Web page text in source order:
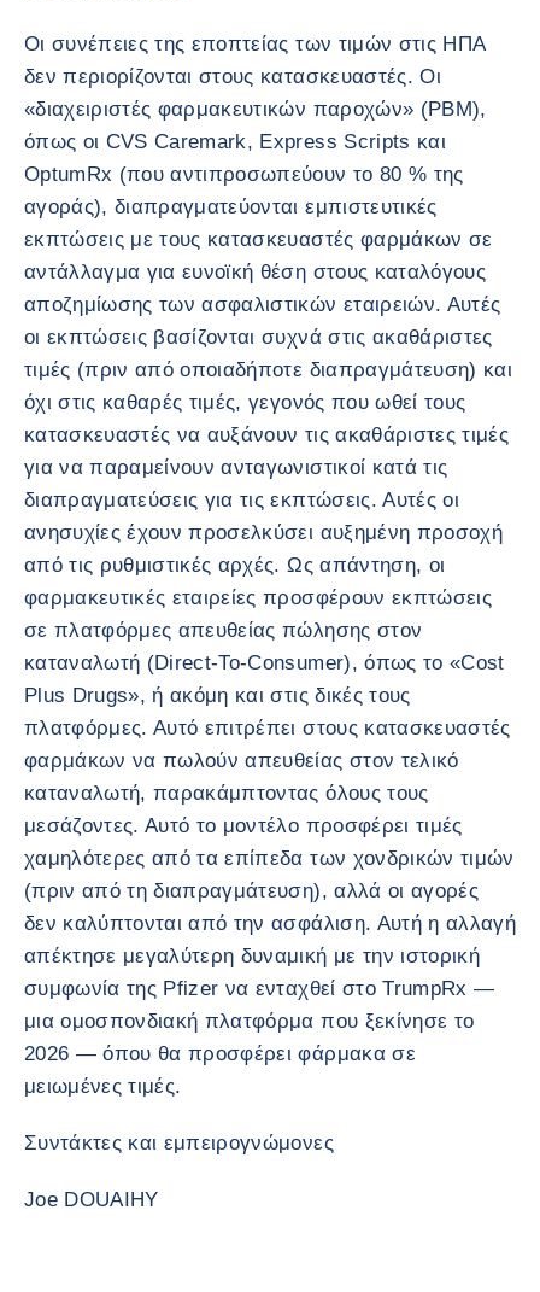
Οι συνέπειες της εποπτείας των τιμών στις ΗΠΑ
δεν περιορίζονται στους κατασκευαστές. Οι
«διαχειριστές φαρμακευτικών παροχών» (PBM),
όπως οι CVS Caremark, Express Scripts και
OptumRx (που αντιπροσωπεύουν το 80 % της
αγοράς), διαπραγματεύονται εμπιστευτικές
εκπτώσεις με τους κατασκευαστές φαρμάκων σε
αντάλλαγμα για ευνοϊκή θέση στους καταλόγους
αποζημίωσης των ασφαλιστικών εταιρειών. Αυτές
οι εκπτώσεις βασίζονται συχνά στις ακαθάριστες
τιμές (πριν από οποιαδήποτε διαπραγμάτευση) και
όχι στις καθαρές τιμές, γεγονός που ωθεί τους
κατασκευαστές να αυξάνουν τις ακαθάριστες τιμές
για να παραμείνουν ανταγωνιστικοί κατά τις
διαπραγματεύσεις για τις εκπτώσεις. Αυτές οι
ανησυχίες έχουν προσελκύσει αυξημένη προσοχή
από τις ρυθμιστικές αρχές. Ως απάντηση, οι
φαρμακευτικές εταιρείες προσφέρουν εκπτώσεις
σε πλατφόρμες απευθείας πώλησης στον
καταναλωτή (Direct-To-Consumer), όπως το «Cost
Plus Drugs», ή ακόμη και στις δικές τους
πλατφόρμες. Αυτό επιτρέπει στους κατασκευαστές
φαρμάκων να πωλούν απευθείας στον τελικό
καταναλωτή, παρακάμπτοντας όλους τους
μεσάζοντες. Αυτό το μοντέλο προσφέρει τιμές
χαμηλότερες από τα επίπεδα των χονδρικών τιμών
(πριν από τη διαπραγμάτευση), αλλά οι αγορές
δεν καλύπτονται από την ασφάλιση. Αυτή η αλλαγή
απέκτησε μεγαλύτερη δυναμική με την ιστορική
συμφωνία της Pfizer να ενταχθεί στο TrumpRx —
μια ομοσπονδιακή πλατφόρμα που ξεκίνησε το
2026 — όπου θα προσφέρει φάρμακα σε
μειωμένες τιμές.
Συντάκτες και εμπειρογνώμονες
Joe DOUAIHY